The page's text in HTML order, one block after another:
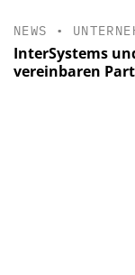
NEWS •
InterSystems
vereinbaren